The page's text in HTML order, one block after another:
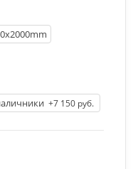
+7 150 руб.